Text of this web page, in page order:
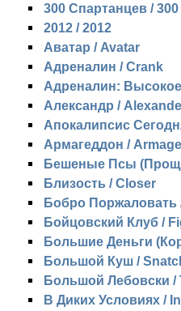
300 Спартанцев / 300
2012 / 2012
Аватар / Avatar
Адреналин / Crank
Адреналин:
Александр /
Апокалипсис
Армагеддон /
Бешеные Псы
Близость / Closer
Бобро Поржаловать
Бойцовский Клуб /
Большие Деньги
Большой Куш /
Большой Лебовски /
В Диких Условиях /